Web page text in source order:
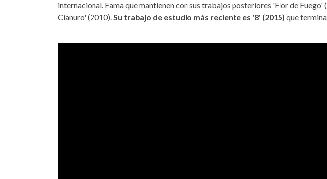
internacional. Fama que mantienen con sus trabajos posteriores 'Flor de Fuego'
Cianuro' (2010).Su trabajo de estudio más reciente es '8' (2015) que